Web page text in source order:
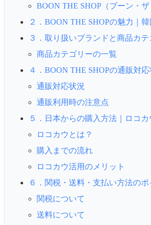
BOON THE SHOP（ブーン・ザ
２．BOON THE SHOPの魅力｜
３．取り扱いブランドと商品カテ
商品カテゴリーの一覧
４．BOON THE SHOPの通販対
通販対応状況
通販利用時の注意点
５．日本からの購入方法｜ロコ
ロコカウとは？
購入までの流れ
ロコカウ活用のメリット
６．関税・送料・支払い方法のポ
関税について
送料について